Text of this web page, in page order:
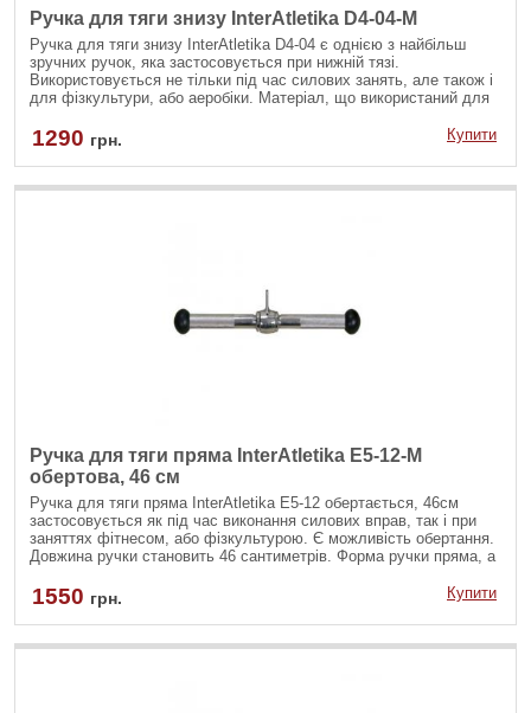
Ручка для тяги знизу InterAtletika D4-04-M
Ручка для тяги знизу InterAtletika D4-04 є однією з найбільш
зручних ручок, яка застосовується при нижній тязі.
Використовується не тільки під час силових занять, але також і
для фізкультури, або аеробіки. Матеріал, що використаний для
1290 грн. Купити
Ручка для тяги пряма InterAtletika E5-12-M
обертова, 46 см
Ручка для тяги пряма InterAtletika Е5-12 обертається, 46см
застосовується як під час виконання силових вправ, так і при
заняттях фітнесом, або фізкультурою. Є можливість обертання.
Довжина ручки становить 46 сантиметрів. Форма ручки пряма, а
руки.
1550 грн. Купити